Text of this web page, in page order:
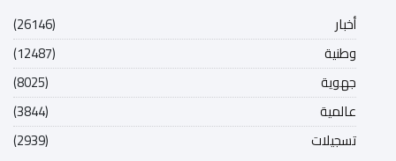
أخبار
(26146)
وطنية
(12487)
جهوية
(8025)
عالمية
(3844)
تسجيلات
(2939)